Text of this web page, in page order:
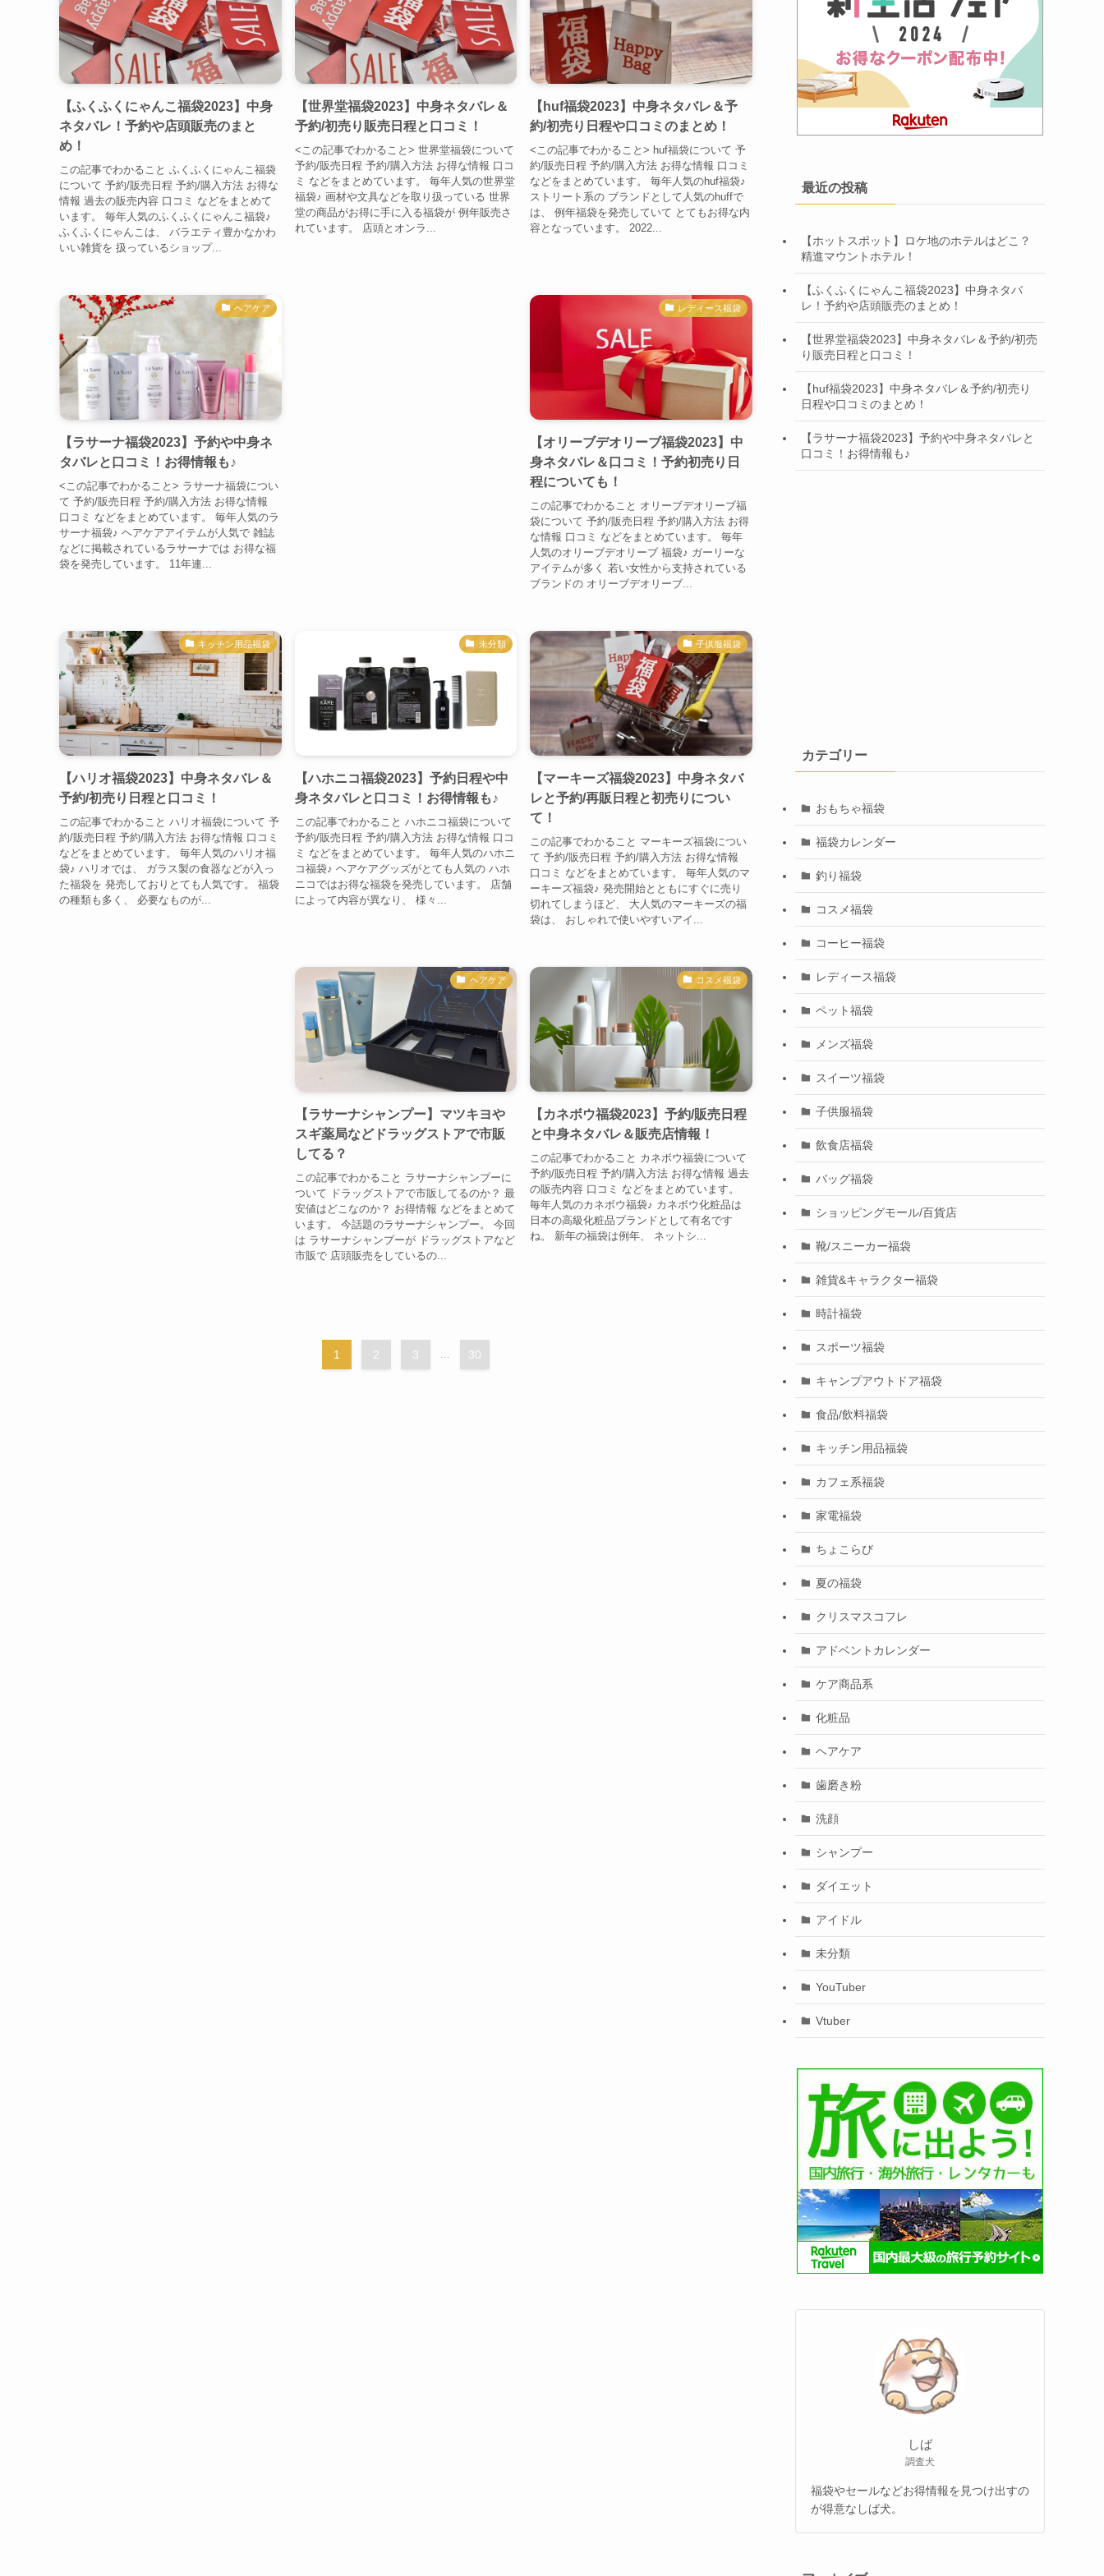
【ふくふくにゃんこ福袋2023】中身
ネタバレ！予約や店頭販売のまと
め！
この記事でわかること ふくふくにゃんこ福袋
について 予約/販売日程 予約/購入方法 お得な
情報 過去の販売内容 口コミ などをまとめて
います。 毎年人気のふくふくにゃんこ福袋♪
ふくふくにゃんこは、 バラエティ豊かなかわ
いい雑貨を 扱っているショップ...
【世界堂福袋2023】中身ネタバレ＆
予約/初売り販売日程と口コミ！
<この記事でわかること> 世界堂福袋について
予約/販売日程 予約/購入方法 お得な情報 口コ
ミ などをまとめています。 毎年人気の世界堂
福袋♪ 画材や文具などを取り扱っている 世界
堂の商品がお得に手に入る福袋が 例年販売さ
れています。 店頭とオンラ...
【huf福袋2023】中身ネタバレ＆予
約/初売り日程や口コミのまとめ！
<この記事でわかること> huf福袋について 予
約/販売日程 予約/購入方法 お得な情報 口コミ
などをまとめています。 毎年人気のhuf福袋♪
ストリート系の ブランドとして人気のhuffで
は、 例年福袋を発売していて とてもお得な内
容となっています。 2022...
ヘアケア
【ラサーナ福袋2023】予約や中身ネ
タバレと口コミ！お得情報も♪
<この記事でわかること> ラサーナ福袋につい
て 予約/販売日程 予約/購入方法 お得な情報
口コミ などをまとめています。 毎年人気のラ
サーナ福袋♪ ヘアケアアイテムが人気で 雑誌
などに掲載されているラサーナでは お得な福
袋を発売しています。 11年連...
レディース福袋
【オリーブデオリーブ福袋2023】中
身ネタバレ＆口コミ！予約初売り日
程についても！
この記事でわかること オリーブデオリーブ福
袋について 予約/販売日程 予約/購入方法 お得
な情報 口コミ などをまとめています。 毎年
人気のオリーブデオリーブ 福袋♪ ガーリーな
アイテムが多く 若い女性から支持されている
ブランドの オリーブデオリーブ...
キッチン用品福袋
【ハリオ福袋2023】中身ネタバレ＆
予約/初売り日程と口コミ！
この記事でわかること ハリオ福袋について 予
約/販売日程 予約/購入方法 お得な情報 口コミ
などをまとめています。 毎年人気のハリオ福
袋♪ ハリオでは、 ガラス製の食器などが入っ
た福袋を 発売しておりとても人気です。 福袋
の種類も多く、 必要なものが...
未分類
【ハホニコ福袋2023】予約日程や中
身ネタバレと口コミ！お得情報も♪
この記事でわかること ハホニコ福袋について
予約/販売日程 予約/購入方法 お得な情報 口コ
ミ などをまとめています。 毎年人気のハホニ
コ福袋♪ ヘアケアグッズがとても人気の ハホ
ニコではお得な福袋を発売しています。 店舗
によって内容が異なり、 様々...
子供服福袋
【マーキーズ福袋2023】中身ネタバ
レと予約/再販日程と初売りについ
て！
この記事でわかること マーキーズ福袋につい
て 予約/販売日程 予約/購入方法 お得な情報
口コミ などをまとめています。 毎年人気のマ
ーキーズ福袋♪ 発売開始とともにすぐに売り
切れてしまうほど、 大人気のマーキーズの福
袋は、 おしゃれで使いやすいアイ...
ヘアケア
【ラサーナシャンプー】マツキヨや
スギ薬局などドラッグストアで市販
してる？
この記事でわかること ラサーナシャンプーに
ついて ドラッグストアで市販してるのか？ 最
安値はどこなのか？ お得情報 などをまとめて
います。 今話題のラサーナシャンプー。 今回
は ラサーナシャンプーが ドラッグストアなど
市販で 店頭販売をしているの...
コスメ福袋
【カネボウ福袋2023】予約/販売日程
と中身ネタバレ＆販売店情報！
この記事でわかること カネボウ福袋について
予約/販売日程 予約/購入方法 お得な情報 過去
の販売内容 口コミ などをまとめています。
毎年人気のカネボウ福袋♪ カネボウ化粧品は
日本の高級化粧品ブランドとして有名です
ね。 新年の福袋は例年、 ネットシ...
1 2 3 30
最近の投稿
【ホットスポット】ロケ地のホテルはどこ？
精進マウントホテル！
【ふくふくにゃんこ福袋2023】中身ネタバ
レ！予約や店頭販売のまとめ！
【世界堂福袋2023】中身ネタバレ＆予約/初売
り販売日程と口コミ！
【huf福袋2023】中身ネタバレ＆予約/初売り
日程や口コミのまとめ！
【ラサーナ福袋2023】予約や中身ネタバレと
口コミ！お得情報も♪
カテゴリー
おもちゃ福袋
福袋カレンダー
釣り福袋
コスメ福袋
コーヒー福袋
レディース福袋
ペット福袋
メンズ福袋
スイーツ福袋
子供服福袋
飲食店福袋
バッグ福袋
ショッピングモール/百貨店
靴/スニーカー福袋
雑貨&キャラクター福袋
時計福袋
スポーツ福袋
キャンプアウトドア福袋
食品/飲料福袋
キッチン用品福袋
カフェ系福袋
家電福袋
ちょこらび
夏の福袋
クリスマスコフレ
アドベントカレンダー
ケア商品系
化粧品
ヘアケア
歯磨き粉
洗顔
シャンプー
ダイエット
アイドル
未分類
YouTuber
Vtuber
しば
調査犬
福袋やセールなどお得情報を見つけ出すの
が得意なしば犬。